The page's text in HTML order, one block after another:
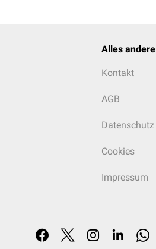
Alles andere
Kontakt
AGB
Datenschutz
Cookies
Impressum